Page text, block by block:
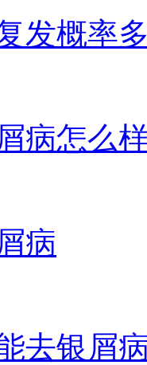
发概率
病怎么
病
去银屑